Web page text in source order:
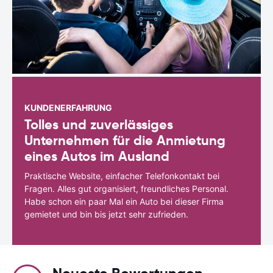
KUNDENERFAHRUNG
Tolles und zuverlässiges
Unternehmen für die Anmietung
eines Autos im Ausland
Praktische Website, einfacher Telefonkontakt bei
Fragen. Alles gut organisiert, freundliches Personal.
Habe schon ein paar Mal ein Auto bei dieser Firma
gemietet und bin bis jetzt sehr zufrieden.